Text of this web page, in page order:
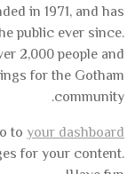
in 1971, and has
public ever since.
2,000 people and
for the Gotham
community.
to your dashboard
for your content.